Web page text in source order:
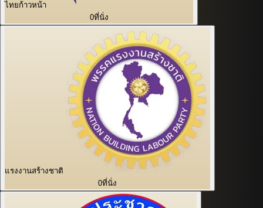
ไทยก้าวหน้า
0ที่นั่ง
แรงงานสร้างชาติ
0ที่นั่ง